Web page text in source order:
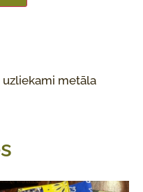
uzliekami metāla